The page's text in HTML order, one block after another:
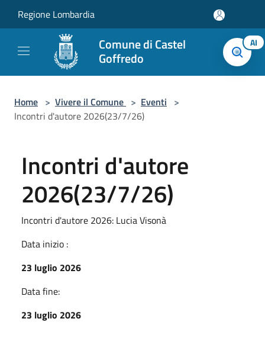
Regione Lombardia
Comune di Castel
Goffredo
AI
Home > Vivere il Comune > Eventi >
Incontri d'autore 2026(23/7/26)
Incontri d'autore
2026(23/7/26)
Incontri d'autore 2026: Lucia Visonà
Data inizio :
23 luglio 2026
Data fine:
23 luglio 2026